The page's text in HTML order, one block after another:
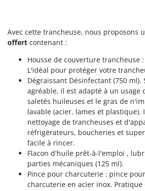
Partisani
Philips
Pramac
Prismafood
R.G.V.
Rato
Reber
Redback
Resto Italia
Avec cette trancheuse, nous proposons
offert contenant :
Housse de couverture trancheuse :
L'idéal pour protéger votre
Dégraissant Désinfectant (750
agréable, il est adapté à un usage
saletés huileuses et le gras de
lavable (acier, lames et plastique).
nettoyage de trancheuses et
réfrigérateurs, boucheries et
facile à rincer.
Flacon d'huile prêt-à-l'emploi ,
parties mécaniques (125 ml).
Pince pour charcuterie : pince
charcuterie en acier inox.